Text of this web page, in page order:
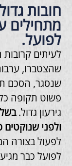
חובות
מתחילים
לפועל.
לעיתים
שהצטברו,
שנסגר, הסכם
פשוט תקופה
גירעון גדול.
ולפני שנוקטים
לפעול בצורה
לפועל כבר